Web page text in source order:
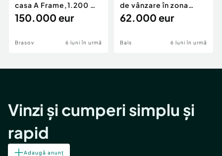
casa A Frame,1.200 mp
teren,deschidere Pia
150.000 eur
Brasov 6 luni în urmă
de vânzare în zona
Periferie
62.000 eur
Bals 6 luni în urmă
Vinzi și cumperi simplu și
rapid
Adaugă anunț